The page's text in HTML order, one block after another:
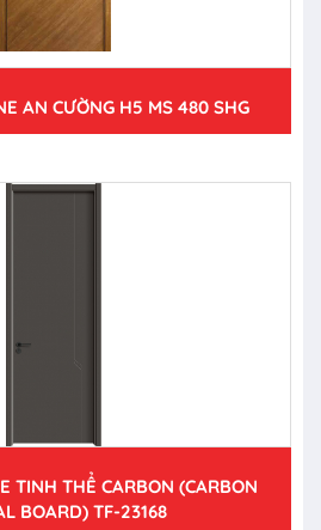
AN CƯỜNG H5 MS 480 SHG
TINH THỂ CARBON (CARBON
BOARD) TF-23168